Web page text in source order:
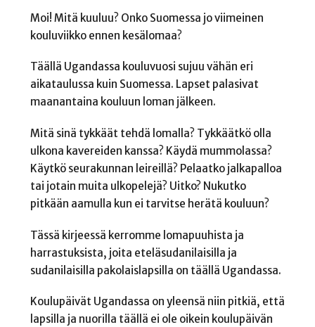
Moi! Mitä kuuluu? Onko Suomessa jo viimeinen
kouluviikko ennen kesälomaa?
Täällä Ugandassa kouluvuosi sujuu vähän eri
aikataulussa kuin Suomessa. Lapset palasivat
maanantaina kouluun loman jälkeen.
Mitä sinä tykkäät tehdä lomalla? Tykkäätkö olla
ulkona kavereiden kanssa? Käydä mummolassa?
Käytkö seurakunnan leireillä? Pelaatko jalkapalloa
tai jotain muita ulkopelejä? Uitko? Nukutko
pitkään aamulla kun ei tarvitse herätä kouluun?
Tässä kirjeessä kerromme lomapuuhista ja
harrastuksista, joita eteläsudanilaisilla ja
sudanilaisilla pakolaislapsilla on täällä Ugandassa.
Koulupäivät Ugandassa on yleensä niin pitkiä, että
lapsilla ja nuorilla täällä ei ole oikein koulupäivän